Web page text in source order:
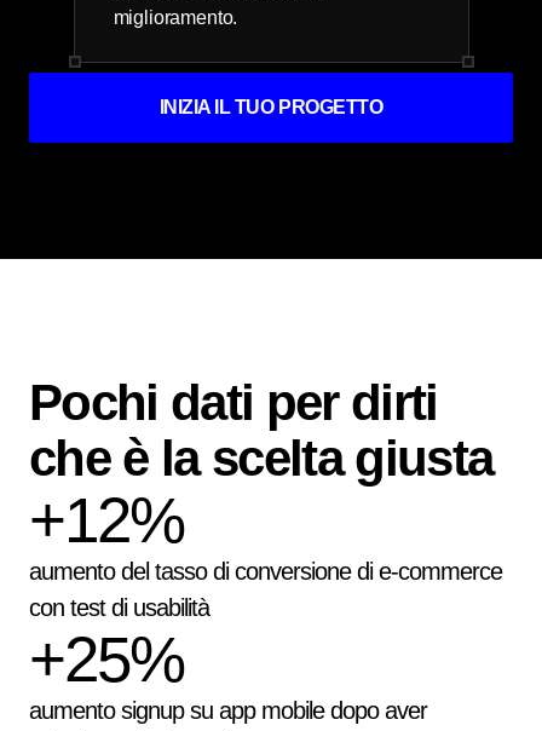
miglioramento.
INIZIA IL TUO PROGETTO
Pochi dati per dirti
cheè la scelta giusta
+12%
aumento del tasso di conversione di e-commerce
con test di usabilità
+25%
aumento signup su app mobile dopo aver